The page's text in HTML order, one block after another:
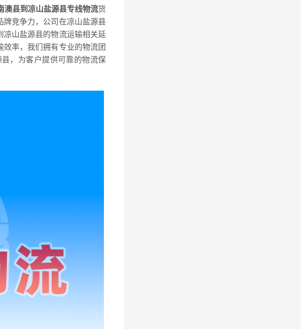
澳县到凉山盐源县专线物流货
竞争力，公司在凉山盐源县
凉山盐源县的物流运输相关延
率，我们拥有专业的物流团
，为客户提供可靠的物流保